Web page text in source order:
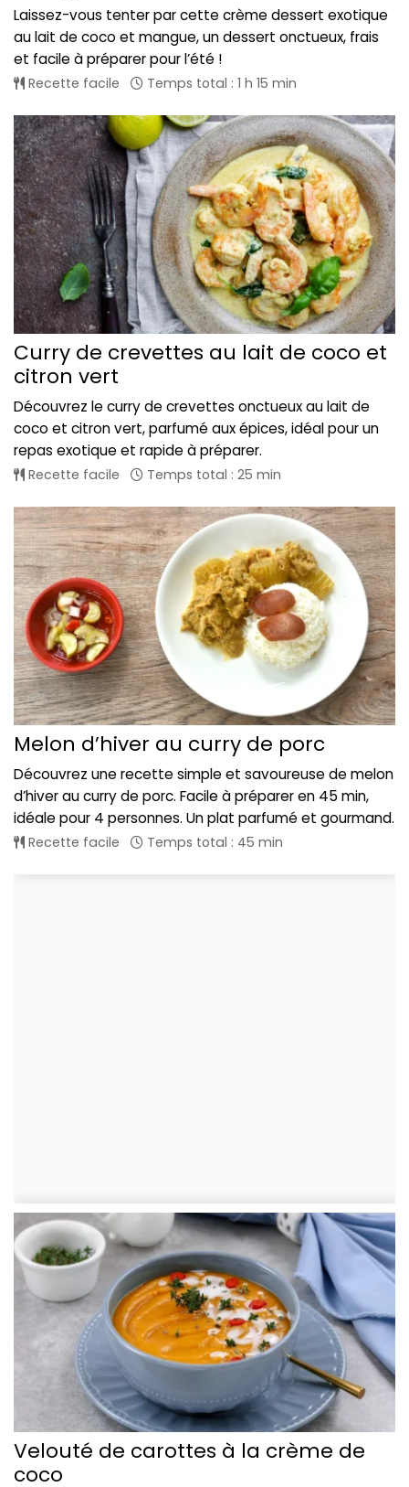
Laissez-vous tenter par cette crème dessert exotique
au lait de coco et mangue, un dessert onctueux, frais
et facile à préparer pour l’été !
Recette facile Temps total : 1 h 15 min
Curry de crevettes au lait de coco et
citron vert
Découvrez le curry de crevettes onctueux au lait de
coco et citron vert, parfumé aux épices, idéal pour un
repas exotique et rapide à préparer.
Recette facile Temps total : 25 min
Melon d’hiver au curry de porc
Découvrez une recette simple et savoureuse de melon
d’hiver au curry de porc. Facile à préparer en 45 min,
idéale pour 4 personnes. Un plat parfumé et gourmand.
Recette facile Temps total : 45 min
Velouté de carottes à la crème de
coco